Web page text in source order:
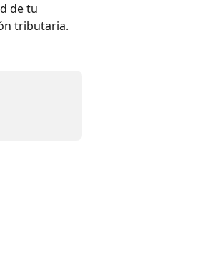
de tu
tributaria.